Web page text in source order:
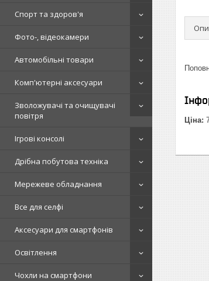
Спорт та здоров'я
Фото-, відеокамери
Автомобільні товари
Комп'ютерні аксесуари
Зволожувачі та очищувачі
повітря
Ігрові консолі
Дрібна побутова техніка
Мережеве обладнання
Все для селфі
Аксесуари для смартфонів
Освітлення
Чохли на смартфони
Ціна: